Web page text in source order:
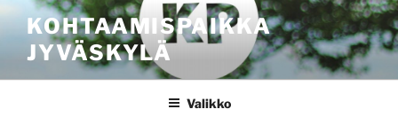
sisältöönKOHTAAMISPAIKKA
JYVÄSKYLÄ
Valikko